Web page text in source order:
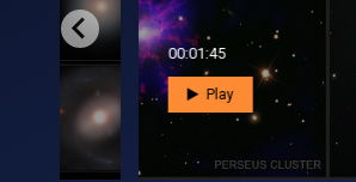
00:01:45
Play